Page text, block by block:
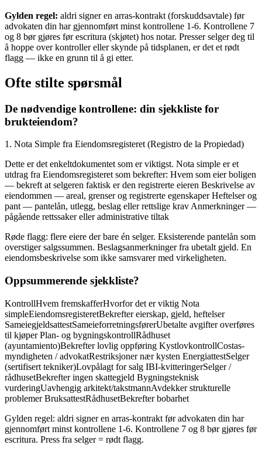
Gylden regel: aldri signer en arras-kontrakt (forskuddsavtale) før
advokaten din har gjennomført minst kontrollene 1-6. Kontrollene 7
og 8 bør gjøres før escritura (skjøtet) hos notar. Presser selger deg til
å hoppe over kontroller eller skynde på tidsplanen, er det et rødt
flagg — ikke en grunn til å gi etter.
Ofte stilte spørsmål
De nødvendige kontrollene: din sjekkliste for
brukteiendom?
1. Nota Simple fra Eiendomsregisteret (Registro de la Propiedad)
Dette er det enkeltdokumentet som er viktigst. Nota simple er et
utdrag fra Eiendomsregisteret som bekrefter: Hvem som eier boligen
— bekreft at selgeren faktisk er den registrerte eieren Beskrivelse av
eiendommen — areal, grenser og registrerte egenskaper Heftelser og
pant — pantelån, utlegg, beslag eller rettslige krav Anmerkninger —
pågående rettssaker eller administrative tiltak
Røde flagg: flere eiere der bare én selger. Eksisterende pantelån som
overstiger salgssummen. Beslagsanmerkninger fra ubetalt gjeld. En
eiendomsbeskrivelse som ikke samsvarer med virkeligheten.
Oppsummerende sjekkliste?
KontrollHvem fremskafferHvorfor det er viktig Nota
simpleEiendomsregisteretBekrefter eierskap, gjeld, heftelser
SameiegjeldsattestSameieforretningsførerUbetalte avgifter overføres
til kjøper Plan- og bygningskontrollRådhuset
(ayuntamiento)Bekrefter lovlig oppføring KystlovkontrollCostas-
myndigheten / advokatRestriksjoner nær kysten EnergiattestSelger
(sertifisert tekniker)Lovpålagt for salg IBI-kvitteringerSelger /
rådhusetBekrefter ingen skattegjeld Bygningsteknisk
vurderingUavhengig arkitekt/takstmannAvdekker strukturelle
problemer BruksattestRådhusetBekrefter bobarhet
Gylden regel: aldri signer en arras-kontrakt før advokaten din har
gjennomført minst kontrollene 1-6. Kontrollene 7 og 8 bør gjøres før
escritura. Press fra selger = rødt flagg.